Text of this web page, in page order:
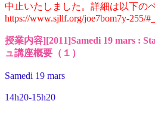
中止いたしました。詳細は以下の
https://www.sjllf.org/joe7bom7y-255/
授業内容][2011]Samedi 19 mars :
ュ講座概要（１）
Samedi 19 mars
14h20-15h20